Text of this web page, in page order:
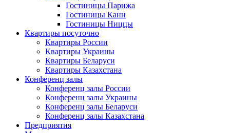
Гостиницы Парижа
Гостиницы Канн
Гостиницы Ниццы
Квартиры посуточно
Квартиры России
Квартиры Украины
Квартиры Беларуси
Квартиры Казахстана
Конференц залы
Конференц залы России
Конференц залы Украины
Конференц залы Беларуси
Конференц залы Казахстана
Предприятия